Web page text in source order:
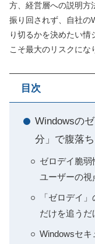
方、経営層への説明方
振り回されず、自社の
り切るかを決めたい情
こそ最大のリスクにな
目次
Windowsの
分」で腹落
ゼロデイ脆弱
ユーザーの視
「ゼロデイ
だけを追うだ
Windowsセキ